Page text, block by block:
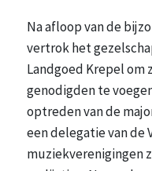
Na afloop van de
vertrok het
Landgoed Krepel om
genodigden te
optreden van de
een delegatie van de
muziekverenigingen